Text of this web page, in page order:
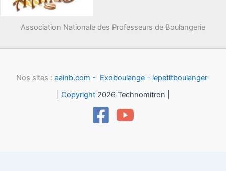
Association Nationale des Professeurs de Boulangerie
Nos sites : aainb.com - Exoboulange - lepetitboulanger-
Copyright2026 Technomitron |